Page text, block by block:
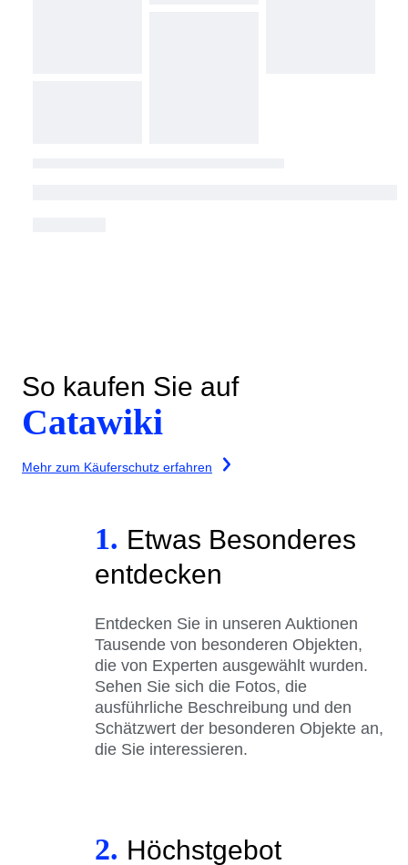
So kaufen Sie auf
Catawiki
Mehr zum Käuferschutz erfahren
1. Etwas Besonderes
entdecken
Entdecken Sie in unseren Auktionen
Tausende von besonderen Objekten,
die von Experten ausgewählt wurden.
Sehen Sie sich die Fotos, die
ausführliche Beschreibung und den
Schätzwert der besonderen Objekte an,
die Sie interessieren.
2. Höchstgebot